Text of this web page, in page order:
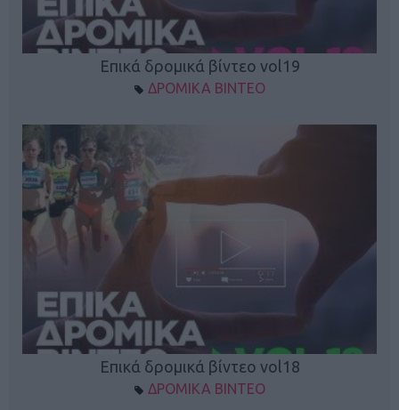
Επικά δρομικά βίντεο vol19
ΔΡΟΜΙΚΑ ΒΙΝΤΕΟ
Επικά δρομικά βίντεο vol18
ΔΡΟΜΙΚΑ ΒΙΝΤΕΟ